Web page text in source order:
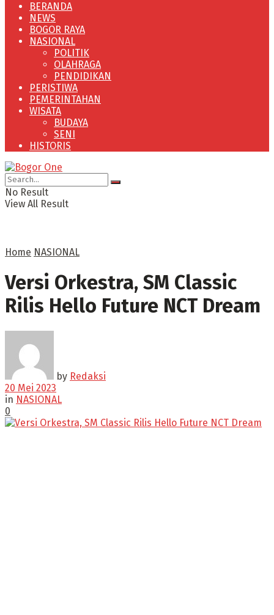
BERANDA
NEWS
BOGOR RAYA
NASIONAL
POLITIK
OLAHRAGA
PENDIDIKAN
PERISTIWA
PEMERINTAHAN
WISATA
BUDAYA
SENI
HISTORIS
No Result
View All Result
Home NASIONAL
Versi Orkestra, SM Classic
Rilis Hello Future NCT Dream
by Redaksi
20 Mei 2023
in NASIONAL
0